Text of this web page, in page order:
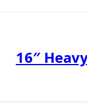
16″